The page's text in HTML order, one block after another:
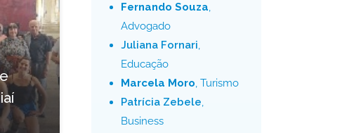
Fernando Souza,
Advogado
Juliana Fornari,
Educação
Marcela Moro, Turismo
Patrícia Zebele,
Business